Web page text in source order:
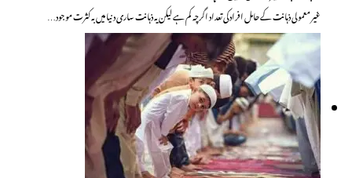
غیر معمولی ذہانت کے حامل افراد کی تعداد اگرچہ کم ہے لیکن یہ ذہانت ساری دنیا میں بہ کثرت موجود…